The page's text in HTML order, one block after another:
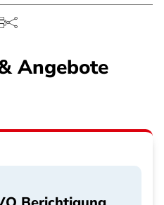
Angebote